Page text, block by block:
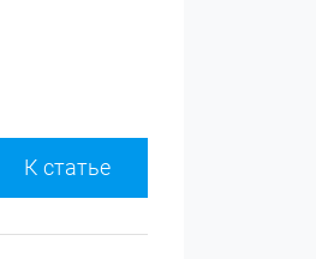
К статье